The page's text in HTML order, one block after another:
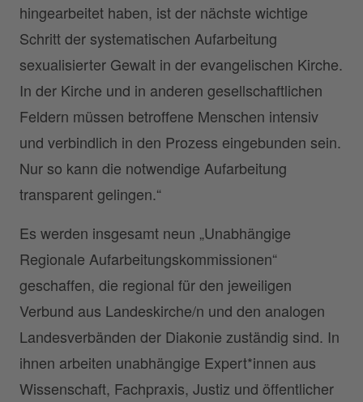
hingearbeitet haben, ist der nächste wichtige
Schritt der systematischen Aufarbeitung
sexualisierter Gewalt in der evangelischen Kirche.
In der Kirche und in anderen gesellschaftlichen
Feldern müssen betroffene Menschen intensiv
und verbindlich in den Prozess eingebunden sein.
Nur so kann die notwendige Aufarbeitung
transparent gelingen.“
Es werden insgesamt neun „Unabhängige
Regionale Aufarbeitungskommissionen“
geschaffen, die regional für den jeweiligen
Verbund aus Landeskirche/n und den analogen
Landesverbänden der Diakonie zuständig sind. In
ihnen arbeiten unabhängige Expert*innen aus
Wissenschaft, Fachpraxis, Justiz und öffentlicher